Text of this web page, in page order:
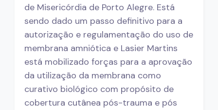
de Misericórdia de Porto Alegre. Está
sendo dado um passo definitivo para a
autorização e regulamentação do uso de
membrana amniótica e Lasier Martins
está mobilizado forças para a aprovação
da utilização da membrana como
curativo biológico com propósito de
cobertura cutânea pós-trauma e pós